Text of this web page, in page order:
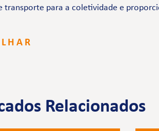
transporte para a coletividade e
Relacionados